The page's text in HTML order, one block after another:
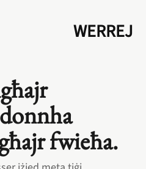
WERREJ
fwieħa.